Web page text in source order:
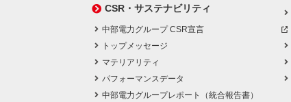
CSR・サステナビリティ
中部電力グループ CSR宣言
トップメッセージ
マテリアリティ
パフォーマンスデータ
中部電力グループレポート（統合報告書）